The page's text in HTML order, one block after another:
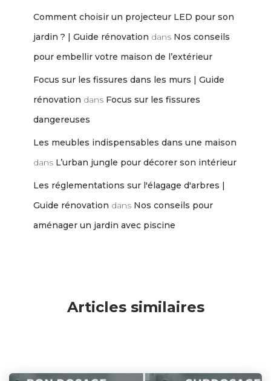
Comment choisir un projecteur LED pour son
jardin ? | Guide rénovation dans Nos conseils
pour embellir votre maison de l’extérieur
Focus sur les fissures dans les murs | Guide
rénovation dans Focus sur les fissures
dangereuses
Les meubles indispensables dans une maison
dans L’urban jungle pour décorer son intérieur
Les réglementations sur l'élagage d'arbres |
Guide rénovation dans Nos conseils pour
aménager un jardin avec piscine
Articles similaires